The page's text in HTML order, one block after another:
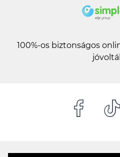
100%-os biztonságos